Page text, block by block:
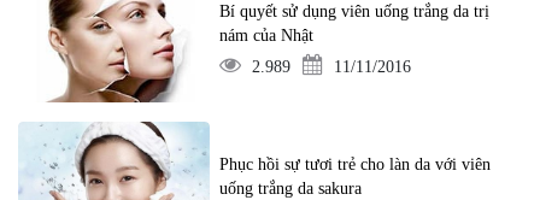
Bí quyết sử dụng viên uống trắng da trị
nám của Nhật
2.989
11/11/2016
Phục hồi sự tươi trẻ cho làn da với viên
uống trắng da sakura